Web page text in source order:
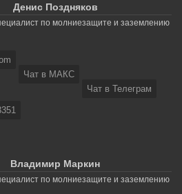
Денис Поздняков
по молниезащите и заземлению
Чат в МАКС
Чат в Телеграм
Владимир Маркин
по молниезащите и заземлению